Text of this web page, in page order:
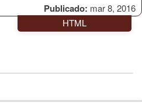
Publicado: mar 8, 2016
HTML